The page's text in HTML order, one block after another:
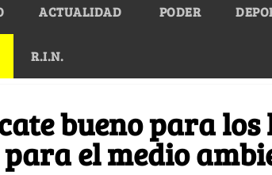
ACTUALIDAD PODER
R.I.N.
bueno para
el medio